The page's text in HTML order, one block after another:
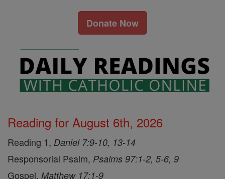
Donate Now
Reading for August 6th, 2026
Reading 1, Daniel 7:9-10, 13-14
Responsorial Psalm, Psalms 97:1-2, 5-6, 9
Gospel, Matthew 17:1-9